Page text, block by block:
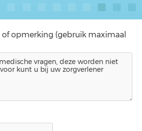
of opmerking (gebruik maximaal